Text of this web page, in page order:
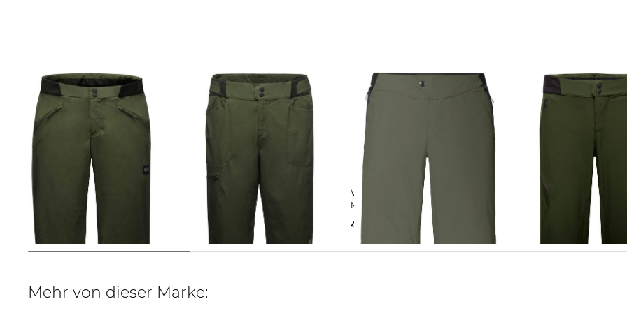
GOREWEAR | Herren Radshorts
FERNFLOW Regular Fit
67,99 €
PASSION
50,55 €
79,99 €
VAUDE | Herren Radsportshorts
ME KURO
49,99 €
100,00 €
GOREWEAR | Herren Radsport
99,90 €
Mehr von dieser Marke: